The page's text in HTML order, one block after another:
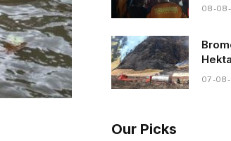
08-
07-08-
Our Picks